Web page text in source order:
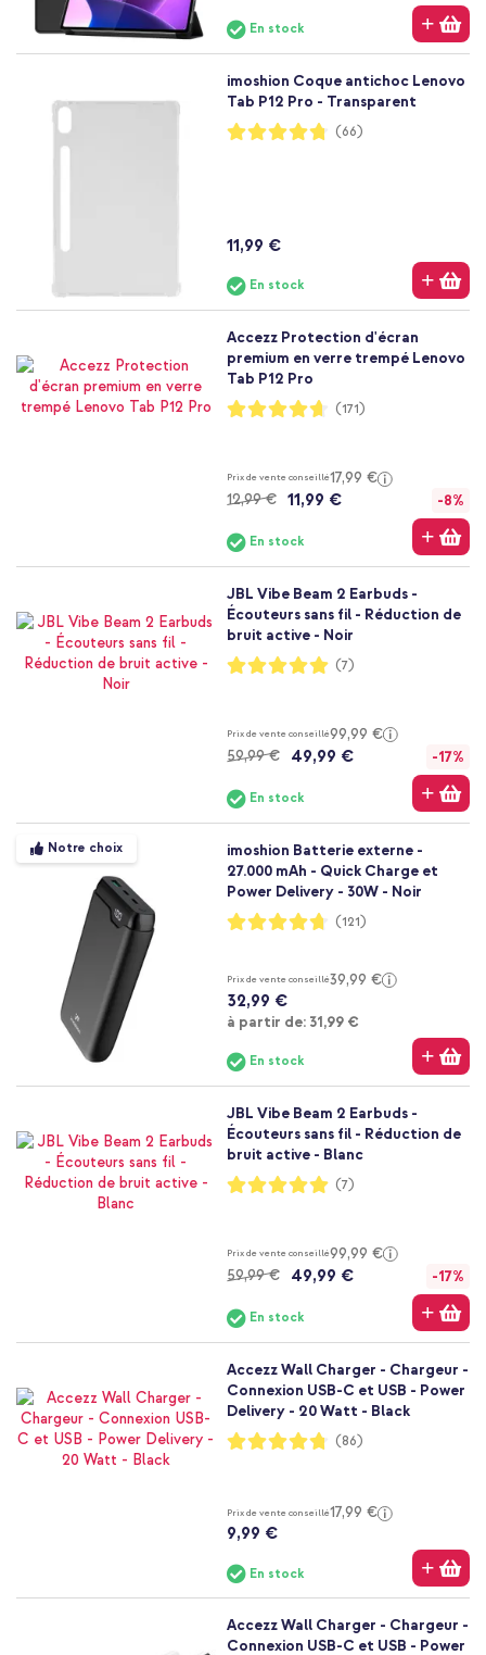
En stock
imoshion Coque antichoc Lenovo
Tab P12 Pro - Transparent
Notation:
95%
(66)
11,99 €
En stock
Accezz Protection d'écran
premium en verre trempé Lenovo
Tab P12 Pro
Notation:
93%
(171)
Prix de vente conseillé17,99 €
12,99 € 11,99 € -8%
En stock
JBL Vibe Beam 2 Earbuds -
Écouteurs sans fil - Réduction de
bruit active - Noir
Notation:
100%
(7)
Prix de vente conseillé99,99 €
59,99 €
49,99 € -17%
En stock
Notre choix
imoshion Batterie externe -
27.000 mAh - Quick Charge et
Power Delivery - 30W - Noir
Notation:
94%
(121)
Prix de vente conseillé39,99 €
32,99 €
à partir de: À partir de
31,99 €
En stock
JBL Vibe Beam 2 Earbuds -
Écouteurs sans fil - Réduction de
bruit active - Blanc
Notation:
100%
(7)
Prix de vente conseillé99,99 €
59,99 €
49,99 € -17%
En stock
Accezz Wall Charger - Chargeur -
Connexion USB-C et USB - Power
Delivery - 20 Watt - Black
Notation:
95%
(86)
Prix de vente conseillé17,99 €
9,99 €
En stock
Accezz Wall Charger - Chargeur -
Connexion USB-C et USB - Power